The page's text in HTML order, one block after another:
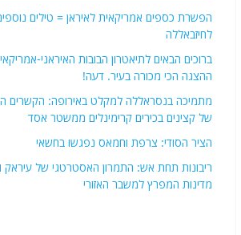
פוסטים אחרונים
הפשרת כספים אמריקאית לאיראן = טילים נוספים
ברוכים הבאים לתיאטרון הבובות האיראני-אמריקאי .
ההצגה הכי מכורה בעיר. דעה!
של קצינים בכירים קרימינלים ממשטר אסד
הציר הסודי: צרפת וחמאס נפגשו בחשאי